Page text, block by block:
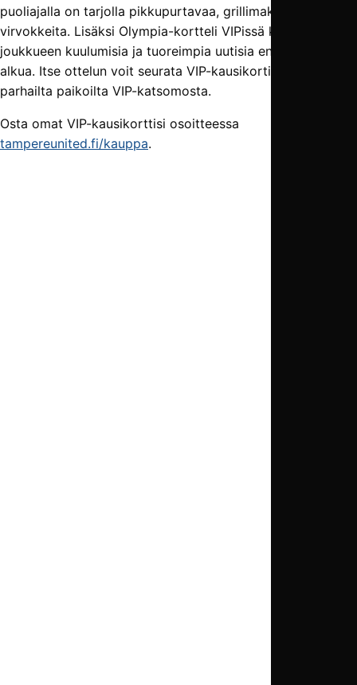
puoliajalla on tarjolla pikkupurtavaa, grillimakkaraa ja
virvokkeita. Lisäksi Olympia-kortteli VIPissä kuulet
joukkueen kuulumisia ja tuoreimpia uutisia ennen ottelun
alkua. Itse ottelun voit seurata VIP-kausikortilla katsomon
parhailta paikoilta VIP-katsomosta.
Osta omat VIP-kausikorttisi osoitteessa
tampereunited.fi/kauppa.